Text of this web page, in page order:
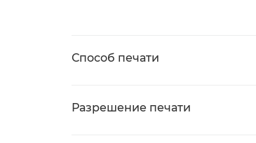
Способ печати
Разрешение печати